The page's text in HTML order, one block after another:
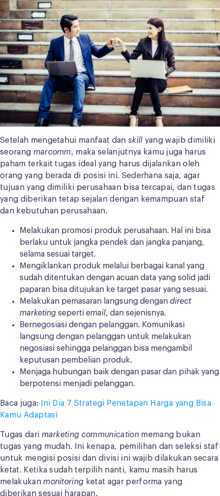
Setelah mengetahui manfaat dan skill yang wajib dimiliki
seorang marcomm, maka selanjutnya kamu juga harus
paham terkait tugas ideal yang harus dijalankan oleh
orang yang berada di posisi ini. Sederhana saja, agar
tujuan yang dimiliki perusahaan bisa tercapai, dan tugas
yang diberikan tetap sejalan dengan kemampuan staf
dan kebutuhan perusahaan.
Melakukan promosi produk perusahaan. Hal ini bisa
berlaku untuk jangka pendek dan jangka panjang,
selama sesuai target.
Mengiklankan produk melalui berbagai kanal yang
sudah ditentukan dengan acuan data yang solid jadi
paparan bisa ditujukan ke target pasar yang sesuai.
Melakukan pemasaran langsung dengan direct
marketing seperti email, dan sejenisnya.
Bernegosiasi dengan pelanggan. Komunikasi
langsung dengan pelanggan untuk melakukan
negosiasi sehingga pelanggan bisa mengambil
keputusan pembelian produk.
Menjaga hubungan baik dengan pasar dan pihak yang
berpotensi menjadi pelanggan.
Baca juga:
Ini Dia 7 Strategi Penetapan Harga yang Bisa
Kamu Adaptasi
Tugas dari marketing communicationmemang bukan
tugas yang mudah. Ini kenapa, pemilihan dan seleksi staf
untuk mengisi posisi dan divisi ini wajib dilakukan secara
ketat. Ketika sudah terpilih nanti, kamu masih harus
melakukanmonitoring ketat agar performa yang
diberikan sesuai harapan.